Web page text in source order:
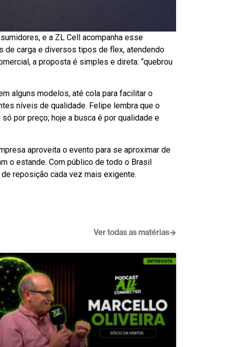
e a ZL Cell acompanha esse
de carga e diversos tipos de flex, atendendo
a proposta é simples e direta: “quebrou
alguns modelos, até cola para facilitar o
níveis de qualidade. Felipe lembra que o
por preço; hoje a busca é por qualidade e
aproveita o evento para se aproximar de
o estande. Com público de todo o Brasil
reposição cada vez mais exigente.
Ver todas as matérias